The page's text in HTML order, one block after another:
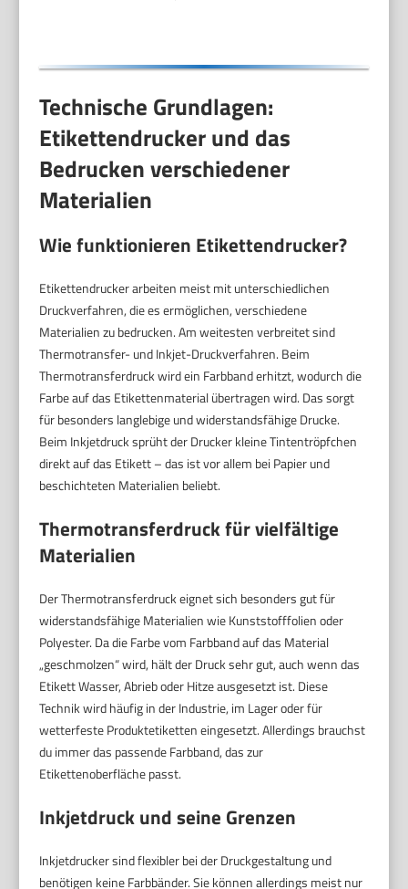
Technische Grundlagen:
Etikettendrucker und das
Bedrucken verschiedener
Materialien
Wie funktionieren Etikettendrucker?
Etikettendrucker arbeiten meist mit unterschiedlichen
Druckverfahren, die es ermöglichen, verschiedene
Materialien zu bedrucken. Am weitesten verbreitet sind
Thermotransfer- und Inkjet-Druckverfahren. Beim
Thermotransferdruck wird ein Farbband erhitzt, wodurch die
Farbe auf das Etikettenmaterial übertragen wird. Das sorgt
für besonders langlebige und widerstandsfähige Drucke.
Beim Inkjetdruck sprüht der Drucker kleine Tintentröpfchen
direkt auf das Etikett – das ist vor allem bei Papier und
beschichteten Materialien beliebt.
Thermotransferdruck für vielfältige
Materialien
Der Thermotransferdruck eignet sich besonders gut für
widerstandsfähige Materialien wie Kunststofffolien oder
Polyester. Da die Farbe vom Farbband auf das Material
„geschmolzen“ wird, hält der Druck sehr gut, auch wenn das
Etikett Wasser, Abrieb oder Hitze ausgesetzt ist. Diese
Technik wird häufig in der Industrie, im Lager oder für
wetterfeste Produktetiketten eingesetzt. Allerdings brauchst
du immer das passende Farbband, das zur
Etikettenoberfläche passt.
Inkjetdruck und seine Grenzen
Inkjetdrucker sind flexibler bei der Druckgestaltung und
benötigen keine Farb­bänder. Sie können allerdings meist nur